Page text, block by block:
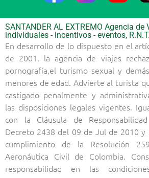
SANTANDER AL EXTREMO Agencia
individuales - incentivos - eventos,
En desarrollo de lo dispuesto en el
de 2001, la agencia de viajes
pornografía,el turismo sexual y
menores de edad. Advierte al turista
castigado penalmente y
las disposiciones legales vigentes.
con la Cláusula de
Decreto 2438 del 09 de Jul de 2010 y
cumplimiento de la Resolución
Aeronáutica Civil de Colombia.
responsabilidad en las